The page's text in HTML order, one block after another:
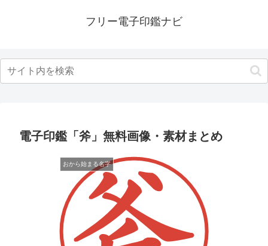
フリー電子印鑑ナビ
電子印鑑「斧」無料画像・素材まとめ
おから始まる名字